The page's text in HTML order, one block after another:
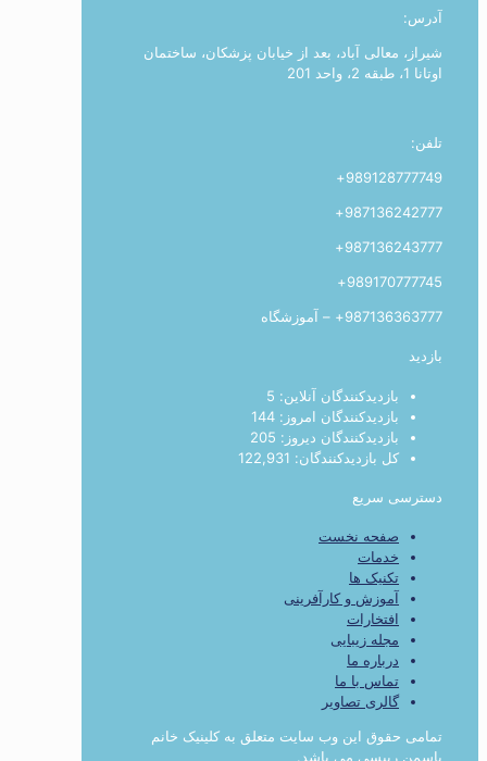
آدرس:
شیراز، معالی آباد، بعد از خیابان پزشکان، ساختمان
اوتانا 1، طبقه 2، واحد 201
تلفن:
989128777749+
987136242777+
987136243777+
989170777745+
987136363777+ – آموزشگاه
بازدید
بازدیدکنندگان آنلاین: 5
بازدیدکنندگان امروز: 144
بازدیدکنندگان دیروز: 205
کل بازدیدکنند‌گان: 122,931
دسترسی سریع
صفحه نخست
خدمات
تکنیک ها
آموزش و کارآفرینی
افتخارات
مجله زیبایی
درباره ما
تماس با ما
گالری تصاویر
تمامی حقوق این وب سایت متعلق به کلینیک خانم
یاسمن رییسی می باشد.